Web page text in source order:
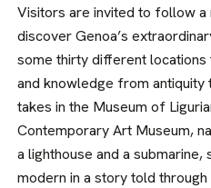
Visitors are invited to follow
discover Genoa’s
some thirty different
and knowledge from
takes in the Museum of
Contemporary Art Museum,
a lighthouse and a
modern in a story told through